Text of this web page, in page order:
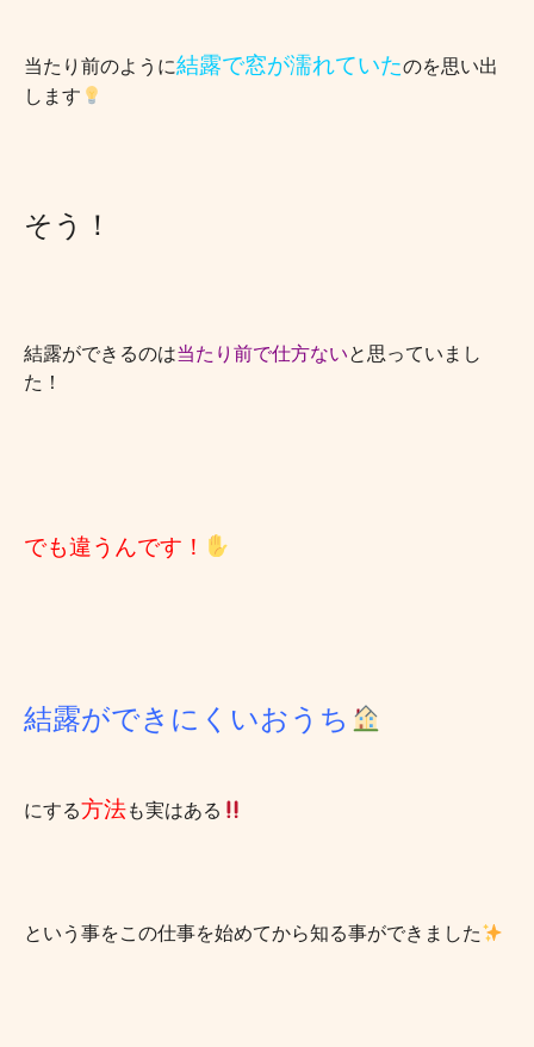
当たり前のように結露で窓が濡れていたのを思い出
します
そう！
結露ができるのは当たり前で仕方ないと思っていまし
た！
でも違うんです！
結露ができにくいおうち
にする方法も実はある
という事をこの仕事を始めてから知る事ができました